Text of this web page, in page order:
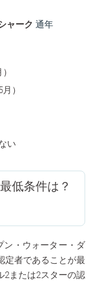
ャーク 通年
）
い
低条件は？
ン・ウォーター・ダ
定者であることが最
2または2スターの認